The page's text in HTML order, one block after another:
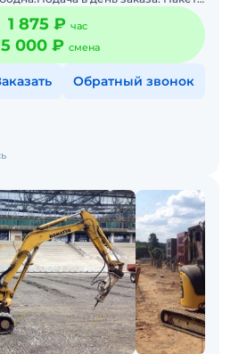
Топливо включено в стоимость.
1 875 ₽ час
000 ₽ смена
Обратный звонок